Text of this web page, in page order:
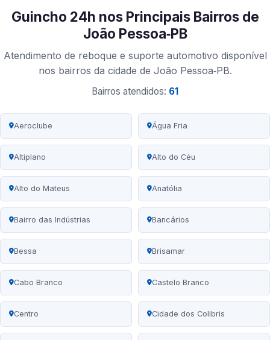
Guincho 24h nos Principais Bairros de
João Pessoa‑PB
Atendimento de reboque e suporte automotivo disponível
nos bairros da cidade de João Pessoa‑PB.
Bairros atendidos: 61
Aeroclube Água Fria
Altiplano Alto do Céu
Alto do Mateus Anatólia
Bairro das Indústrias Bancários
Bessa Brisamar
Cabo Branco Castelo Branco
Centro Cidade dos Colibris